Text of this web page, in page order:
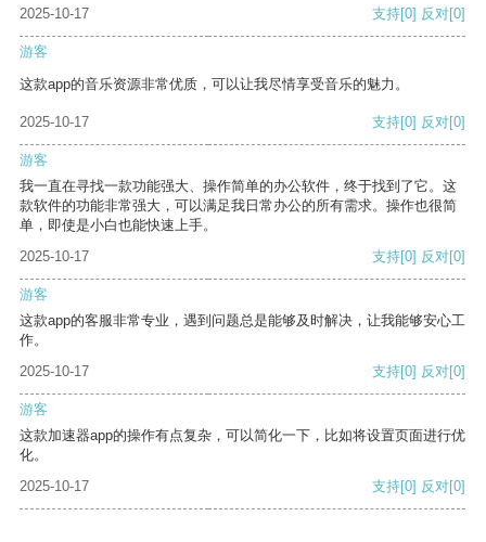
2025-10-17 支持[0] 反对[0]
游客
这款app的音乐资源非常优质，可以让我尽情享受音乐的魅力。
2025-10-17 支持[0] 反对[0]
游客
我一直在寻找一款功能强大、操作简单的办公软件，终于找到了它。这
款软件的功能非常强大，可以满足我日常办公的所有需求。操作也很简
单，即使是小白也能快速上手。
2025-10-17
支持[0] 反对[0]
游客
这款app的客服非常专业，遇到问题总是能够及时解决，让我能够安心工
作。
2025-10-17
支持[0] 反对[0]
游客
这款加速器app的操作有点复杂，可以简化一下，比如将设置页面进行优
化。
2025-10-17
支持[0] 反对[0]